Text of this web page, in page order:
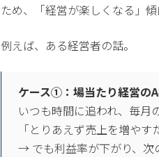
ため、「経営が楽しくなる」傾
例えば、ある経営者の話。
ケース①：場当たり経営の
いつも時間に追われ、毎月
「とりあえず売上を増やす
→ でも利益率が下がり、次